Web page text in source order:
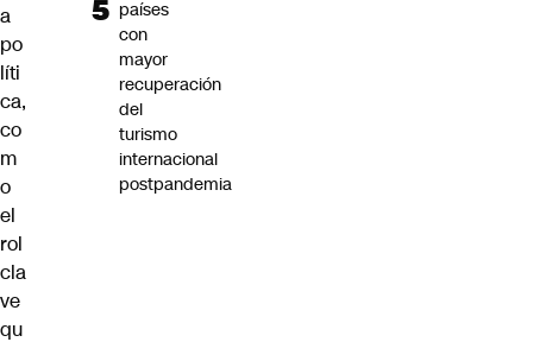
a
po
líti
ca,
co
m
o
el
rol
cla
ve
qu
países
con
mayor
recuperación
del
turismo
internacional
postpandemia